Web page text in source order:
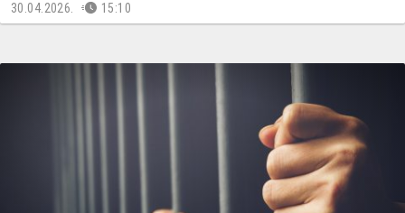
30.04.2026. 15:10